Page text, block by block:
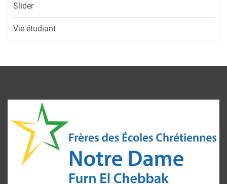
Slider
Vie étudiant